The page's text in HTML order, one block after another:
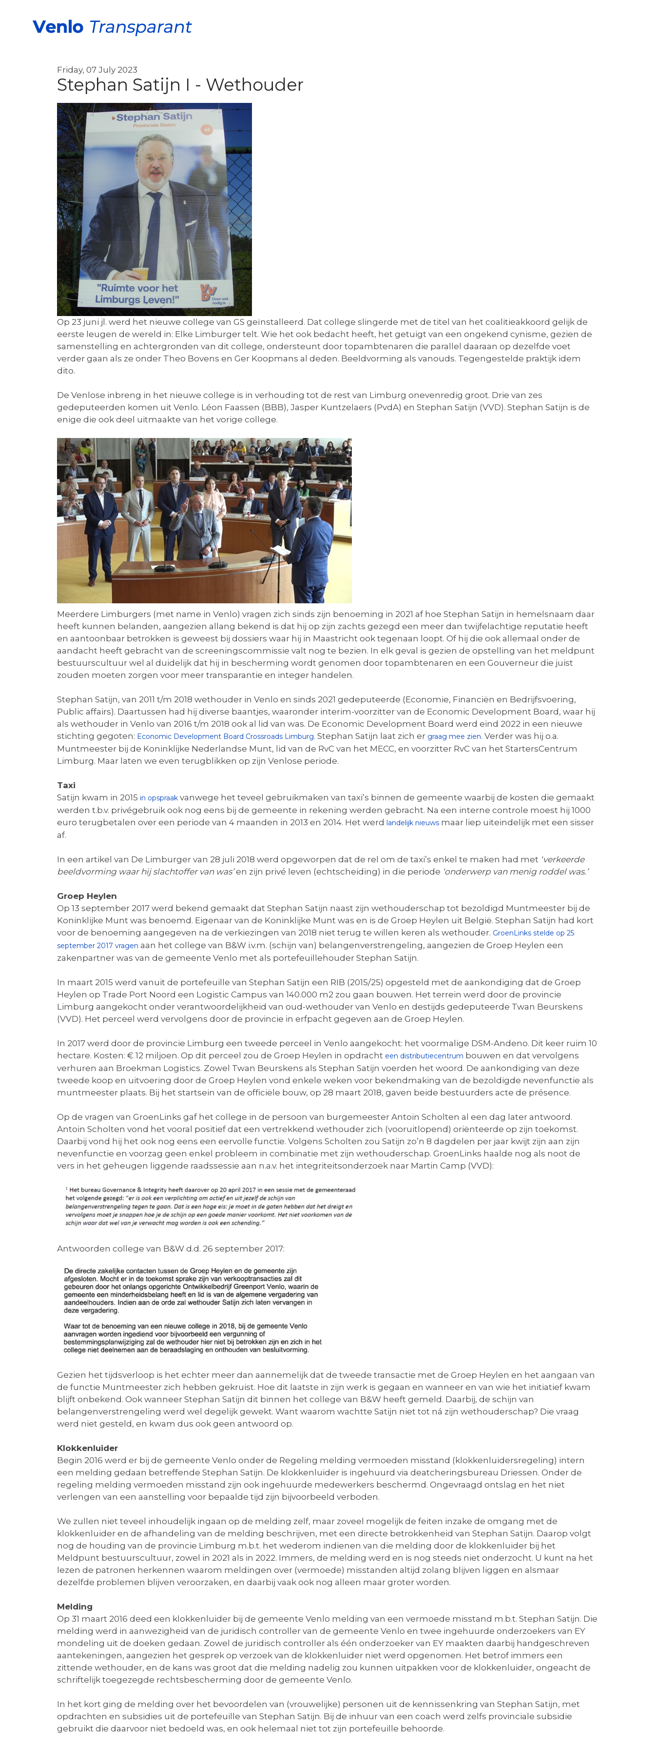
Friday, 07 July 2023
Stephan Satijn I - Wethouder
Op 23 juni jl. werd het nieuwe college van GS geïnstalleerd. Dat college slingerde met de titel van het coalitieakkoord gelijk de
eerste leugen de wereld in: Elke Limburger telt. Wie het ook bedacht heeft, het getuigt van een ongekend cynisme, gezien de
samenstelling en achtergronden van dit college, ondersteunt door topambtenaren die parallel daaraan op dezelfde voet
verder gaan als ze onder Theo Bovens en Ger Koopmans al deden. Beeldvorming als vanouds. Tegengestelde praktijk idem
dito.
De Venlose inbreng in het nieuwe college is in verhouding tot de rest van Limburg onevenredig groot. Drie van zes
gedeputeerden komen uit Venlo. Léon Faassen (BBB), Jasper Kuntzelaers (PvdA) en Stephan Satijn (VVD). Stephan Satijn is de
enige die ook deel uitmaakte van het vorige college.
Meerdere Limburgers (met name in Venlo) vragen zich sinds zijn benoeming in 2021 af hoe Stephan Satijn in hemelsnaam daar
heeft kunnen belanden, aangezien allang bekend is dat hij op zijn zachts gezegd een meer dan twijfelachtige reputatie heeft
en aantoonbaar betrokken is geweest bij dossiers waar hij in Maastricht ook tegenaan loopt. Of hij die ook allemaal onder de
aandacht heeft gebracht van de screeningscommissie valt nog te bezien. In elk geval is gezien de opstelling van het meldpunt
bestuurscultuur wel al duidelijk dat hij in bescherming wordt genomen door topambtenaren en een Gouverneur die juist
zouden moeten zorgen voor meer transparantie en integer handelen.
Stephan Satijn, van 2011 t/m 2018 wethouder in Venlo en sinds 2021 gedeputeerde (Economie, Financiën en Bedrijfsvoering,
Public affairs). Daartussen had hij diverse baantjes, waaronder interim-voorzitter van de Economic Development Board, waar hij
als wethouder in Venlo van 2016 t/m 2018 ook al lid van was. De Economic Development Board werd eind 2022 in een nieuwe
stichting gegoten: Economic Development Board Crossroads Limburg. Stephan Satijn laat zich er graag mee zien. Verder was hij o.a.
Muntmeester bij de Koninklijke Nederlandse Munt, lid van de RvC van het MECC, en voorzitter RvC van het StartersCentrum
Limburg. Maar laten we even terugblikken op zijn Venlose periode.
Taxi
Satijn kwam in 2015 in opspraak vanwege het teveel gebruikmaken van taxi’s binnen de gemeente waarbij de kosten die gemaakt
werden t.b.v. privégebruik ook nog eens bij de gemeente in rekening werden gebracht. Na een interne controle moest hij 1000
euro terugbetalen over een periode van 4 maanden in 2013 en 2014. Het werd landelijk nieuws maar liep uiteindelijk met een sisser
af.
In een artikel van De Limburger van 28 juli 2018 werd opgeworpen dat de rel om de taxi’s enkel te maken had met ‘verkeerde
beeldvorming waar hij slachtoffer van was’en zijn privé leven (echtscheiding) in die periode ‘onderwerp van menig roddel was.’
Groep Heylen
Op 13 september 2017 werd bekend gemaakt dat Stephan Satijn naast zijn wethouderschap tot bezoldigd Muntmeester bij de
Koninklijke Munt was benoemd. Eigenaar van de Koninklijke Munt was en is de Groep Heylen uit België. Stephan Satijn had kort
voor de benoeming aangegeven na de verkiezingen van 2018 niet terug te willen keren als wethouder. GroenLinks stelde op 25
september 2017 vragen aan het college van B&W i.v.m. (schijn van) belangenverstrengeling, aangezien de Groep Heylen een
zakenpartner was van de gemeente Venlo met als portefeuillehouder Stephan Satijn.
In maart 2015 werd vanuit de portefeuille van Stephan Satijn een RIB (2015/25) opgesteld met de aankondiging dat de Groep
Heylen op Trade Port Noord een Logistic Campus van 140.000 m2 zou gaan bouwen. Het terrein werd door de provincie
Limburg aangekocht onder verantwoordelijkheid van oud-wethouder van Venlo en destijds gedeputeerde Twan Beurskens
(VVD). Het perceel werd vervolgens door de provincie in erfpacht gegeven aan de Groep Heylen.
In 2017 werd door de provincie Limburg een tweede perceel in Venlo aangekocht: het voormalige DSM-Andeno. Dit keer ruim 10
hectare. Kosten: € 12 miljoen. Op dit perceel zou de Groep Heylen in opdracht een distributiecentrum bouwen en dat vervolgens
verhuren aan Broekman Logistics. Zowel Twan Beurskens als Stephan Satijn voerden het woord. De aankondiging van deze
tweede koop en uitvoering door de Groep Heylen vond enkele weken voor bekendmaking van de bezoldigde nevenfunctie als
muntmeester plaats. Bij het startsein van de officiële bouw, op 28 maart 2018, gaven beide bestuurders acte de présence.
Op de vragen van GroenLinks gaf het college in de persoon van burgemeester Antoin Scholten al een dag later antwoord.
Antoin Scholten vond het vooral positief dat een vertrekkend wethouder zich (vooruitlopend) oriënteerde op zijn toekomst.
Daarbij vond hij het ook nog eens een eervolle functie. Volgens Scholten zou Satijn zo’n 8 dagdelen per jaar kwijt zijn aan zijn
nevenfunctie en voorzag geen enkel probleem in combinatie met zijn wethouderschap. GroenLinks haalde nog als noot de
vers in het geheugen liggende raadssessie aan n.a.v. het integriteitsonderzoek naar Martin Camp (VVD):
Antwoorden college van B&W d.d. 26 september 2017:
Gezien het tijdsverloop is het echter meer dan aannemelijk dat de tweede transactie met de Groep Heylen en het aangaan van
de functie Muntmeester zich hebben gekruist. Hoe dit laatste in zijn werk is gegaan en wanneer en van wie het initiatief kwam
blijft onbekend. Ook wanneer Stephan Satijn dit binnen het college van B&W heeft gemeld. Daarbij, de schijn van
belangenverstrengeling werd wel degelijk gewekt. Want waarom wachtte Satijn niet tot ná zijn wethouderschap? Die vraag
werd niet gesteld, en kwam dus ook geen antwoord op.
Klokkenluider
Begin 2016 werd er bij de gemeente Venlo onder de Regeling melding vermoeden misstand (klokkenluidersregeling) intern
een melding gedaan betreffende Stephan Satijn. De klokkenluider is ingehuurd via deatcheringsbureau Driessen. Onder de
regeling melding vermoeden misstand zijn ook ingehuurde medewerkers beschermd. Ongevraagd ontslag en het niet
verlengen van een aanstelling voor bepaalde tijd zijn bijvoorbeeld verboden.
We zullen niet teveel inhoudelijk ingaan op de melding zelf, maar zoveel mogelijk de feiten inzake de omgang met de
klokkenluider en de afhandeling van de melding beschrijven, met een directe betrokkenheid van Stephan Satijn. Daarop volgt
nog de houding van de provincie Limburg m.b.t. het wederom indienen van die melding door de klokkenluider bij het
Meldpunt bestuurscultuur, zowel in 2021 als in 2022. Immers, de melding werd en is nog steeds niet onderzocht. U kunt na het
lezen de patronen herkennen waarom meldingen over (vermoede) misstanden altijd zolang blijven liggen en alsmaar
dezelfde problemen blijven veroorzaken, en daarbij vaak ook nog alleen maar groter worden.
Melding
Op 31 maart 2016 deed een klokkenluider bij de gemeente Venlo melding van een vermoede misstand m.b.t. Stephan Satijn. Die
melding werd in aanwezigheid van de juridisch controller van de gemeente Venlo en twee ingehuurde onderzoekers van EY
mondeling uit de doeken gedaan. Zowel de juridisch controller als één onderzoeker van EY maakten daarbij handgeschreven
aantekeningen, aangezien het gesprek op verzoek van de klokkenluider niet werd opgenomen. Het betrof immers een
zittende wethouder, en de kans was groot dat die melding nadelig zou kunnen uitpakken voor de klokkenluider, ongeacht de
schriftelijk toegezegde rechtsbescherming door de gemeente Venlo.
In het kort ging de melding over het bevoordelen van (vrouwelijke) personen uit de kennissenkring van Stephan Satijn, met
opdrachten en subsidies uit de portefeuille van Stephan Satijn. Bij de inhuur van een coach werd zelfs provinciale subsidie
gebruikt die daarvoor niet bedoeld was, en ook helemaal niet tot zijn portefeuille behoorde.